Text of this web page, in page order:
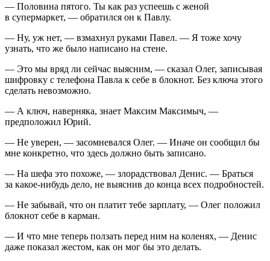
— Половина пятого. Ты как раз успеешь с женой
в супермаркет, — обратился он к Павлу.
— Ну, уж нет, — взмахнул руками Павел. — Я тоже хочу
узнать, что же было написано на стене.
— Это мы вряд ли сейчас выясним, — сказал Олег, записывая
шифровку с телефона Павла к себе в блокнот. Без ключа этого
сделать невозможно.
— А ключ, наверняка, знает Максим Максимыч, —
предположил Юрий.
— Не уверен, — засомневался Олег. — Иначе он сообщил бы
мне конкретно, что здесь должно быть записано.
— На шефа это похоже, — злорадствовал Денис. — Браться
за какое-нибудь дело, не выяснив до конца всех подробностей.
— Не забывай, что он платит тебе зарплату, — Олег положил
блокнот себе в карман.
— И что мне теперь ползать перед ним на коленях, — Денис
даже показал жестом, как он мог бы это делать.